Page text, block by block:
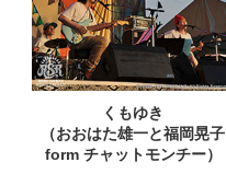
くもゆき
（おおはた雄一と福岡晃子
form チャットモンチー）